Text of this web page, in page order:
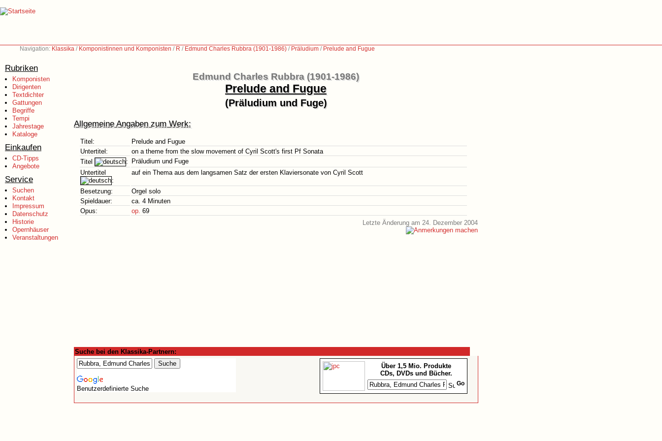
Navigation: Klassika / Komponistinnen und Komponisten / R / Edmund Charles Rubbra (1901-1986) / Präludium / Prelude and Fugue
Rubriken
Komponisten
Dirigenten
Textdichter
Gattungen
Begriffe
Tempi
Jahrestage
Kataloge
Einkaufen
CD-Tipps
Angebote
Service
Suchen
Kontakt
Impressum
Datenschutz
Historie
Opernhäuser
Veranstaltungen
Edmund Charles Rubbra (1901-1986)
Prelude and Fugue
(Präludium und Fuge)
Allgemeine Angaben zum Werk:
Titel:
Prelude and Fugue
Untertitel:
on a theme from the slow movement of Cyril Scott's first Pf Sonata
Titel
:
Präludium und Fuge
Untertitel
:
auf ein Thema aus dem langsamen Satz der ersten Klaviersonate von Cyril Scott
Besetzung:
Orgel solo
Spieldauer:
ca. 4 Minuten
Opus:
op. 69
Letzte Änderung am 24. Dezember 2004
Suche bei den Klassika-Partnern:
Benutzerdefinierte Suche
Über 1,5 Mio. Produkte
CDs, DVDs und Bücher.
Go